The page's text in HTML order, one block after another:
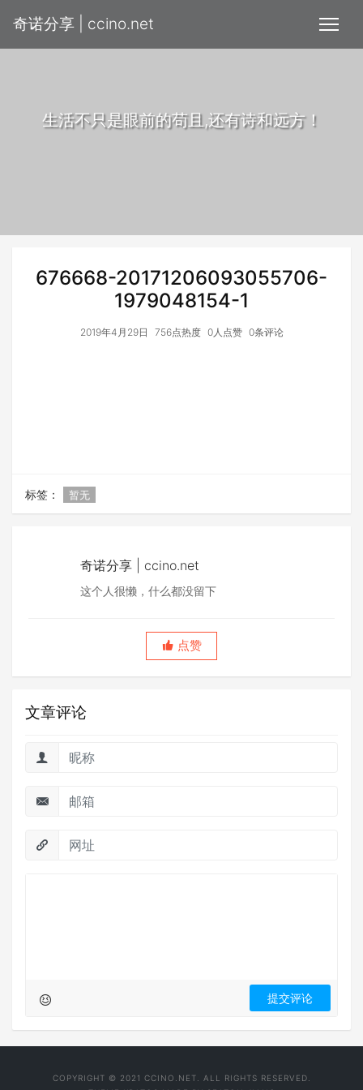
奇诺分享 | ccino.net
生活不只是眼前的苟且,还有诗和远方！
676668-20171206093055706-
1979048154-1
2019年4月29日 756点热度 0人点赞 0条评论
标签： 暂无
奇诺分享 | ccino.net
这个人很懒，什么都没留下
点赞
文章评论
COPYRIGHT © 2021 CCINO.NET. ALL RIGHTS RESERVED.